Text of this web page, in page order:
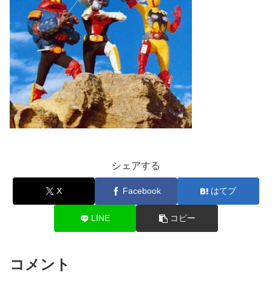
シェアする
X Facebook はてブ
LINE コピー
コメント